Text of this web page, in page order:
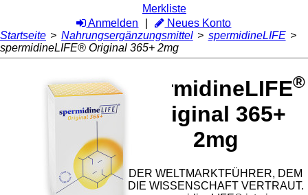
Merkliste
Anmelden
Neues Konto
Startseite > Nahrungsergänzungsmittel > spermidineLIFE >
spermidineLIFE® Original 365+ 2mg
spermidineLIFE®
Original 365+
2mg
DER WELTMARKTFÜHRER, DEM
DIE WISSENSCHAFT VERTRAUT.